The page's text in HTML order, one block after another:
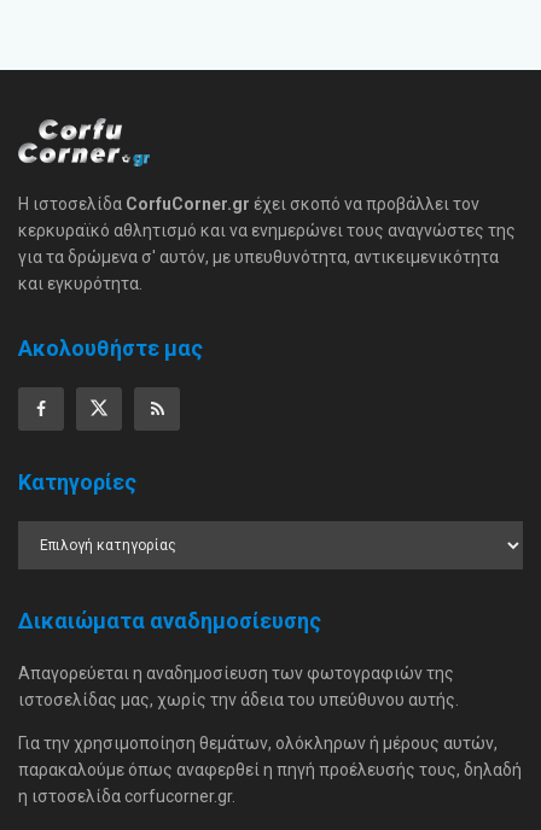
Η ιστοσελίδα CorfuCorner.gr έχει σκοπό να προβάλλει τον
κερκυραϊκό αθλητισμό και να ενημερώνει τους αναγνώστες της
για τα δρώμενα σ' αυτόν, με υπευθυνότητα, αντικειμενικότητα
και εγκυρότητα.
Ακολουθήστε μας
Κατηγορίες
Δικαιώματα αναδημοσίευσης
Απαγορεύεται η αναδημοσίευση των φωτογραφιών της
ιστοσελίδας μας, χωρίς την άδεια του υπεύθυνου αυτής.
Για την χρησιμοποίηση θεμάτων, ολόκληρων ή μέρους αυτών,
παρακαλούμε όπως αναφερθεί η πηγή προέλευσής τους, δηλαδή
η ιστοσελίδα corfucorner.gr.